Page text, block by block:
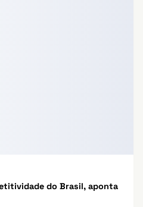
do Brasil, aponta